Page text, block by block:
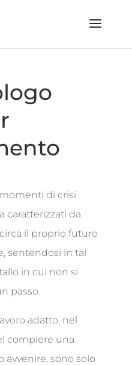
di crisi
caratterizzati da
il proprio futuro
sentendosi in tal
in cui non si
passo.
adatto, nel
compiere una
avvenire, sono solo